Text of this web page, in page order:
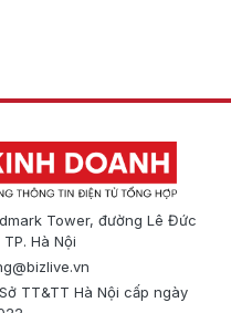
Tower, đường Lê Đức
Hà Nội
TT&TT Hà Nội cấp ngày